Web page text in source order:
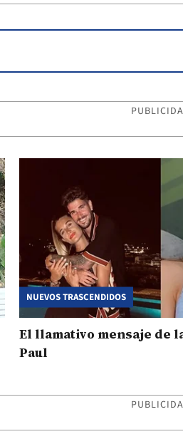
NUEVOS TRASCENDIDOS
El llamativo mensaje de
Paul